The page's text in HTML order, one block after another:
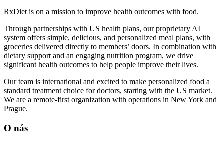
RxDiet is on a mission to improve health outcomes with food.
Through partnerships with US health plans, our proprietary AI
system offers simple, delicious, and personalized meal plans, with
groceries delivered directly to members’ doors. In combination with
dietary support and an engaging nutrition program, we drive
significant health outcomes to help people improve their lives.
Our team is international and excited to make personalized food a
standard treatment choice for doctors, starting with the US market.
We are a remote-first organization with operations in New York and
Prague.
O nás